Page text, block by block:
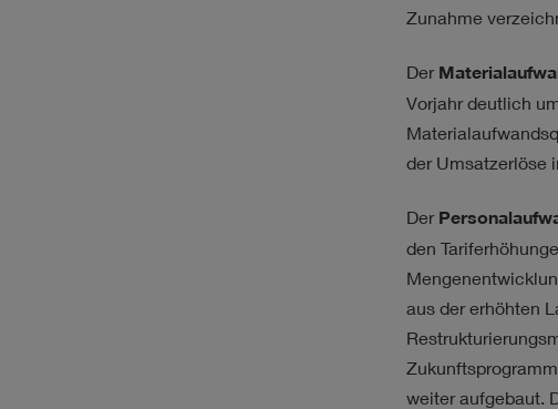
Zunahme
Der
Vorjahr deutlich
der Umsatzerlöse
Der
den
aus der erhöhten
weiter aufgebaut.